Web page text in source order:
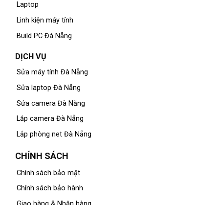
Laptop
Linh kiện máy tính
Build PC Đà Nẵng
DỊCH VỤ
Sửa máy tính Đà Nẵng
Sửa laptop Đà Nẵng
Sửa camera Đà Nẵng
Lắp camera Đà Nẵng
Lắp phòng net Đà Nẵng
CHÍNH SÁCH
Chính sách bảo mật
Chính sách bảo hành